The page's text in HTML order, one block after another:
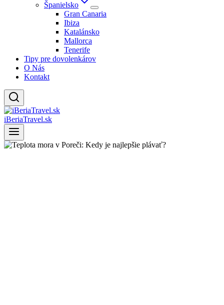
Španielsko
Gran Canaria
Ibiza
Katalánsko
Mallorca
Tenerife
Tipy pre dovolenkárov
O Nás
Kontakt
iBeriaTravel.sk